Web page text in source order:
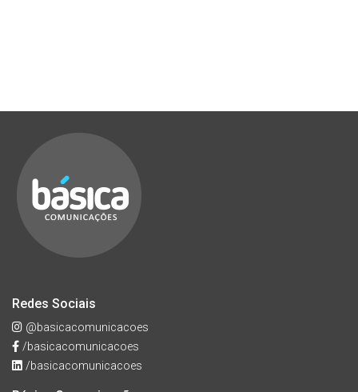
Redes Sociais
@basicacomunicacoes
/basicacomunicacoes
/basicacomunicacoes